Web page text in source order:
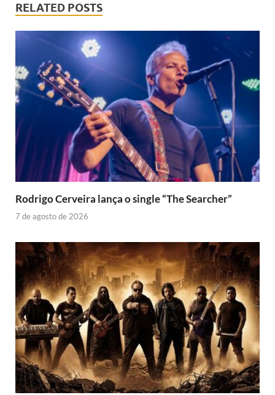
RELATED POSTS
Rodrigo Cerveira lança o single “The Searcher”
7 de agosto de 2026